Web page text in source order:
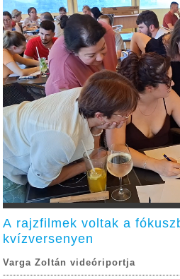
A rajzfilmek voltak a
kvízversenyen
Varga Zoltán videóriportja